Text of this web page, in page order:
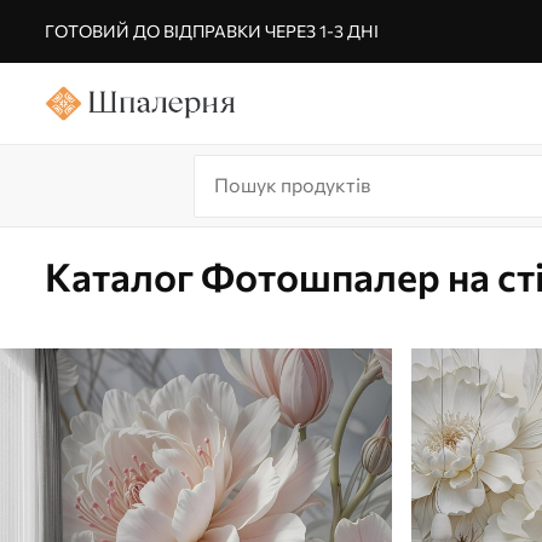
ГОТОВИЙ ДО ВІДПРАВКИ ЧЕРЕЗ 1-3 ДНІ
Каталог Фотошпалер на